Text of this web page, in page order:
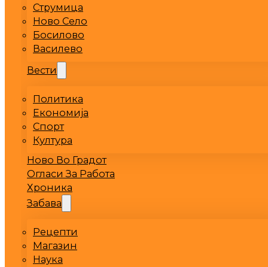
Струмица
Ново Село
Босилово
Василево
Вести
Политика
Економија
Спорт
Култура
Ново Во Градот
Огласи За Работа
Хроника
Забава
Рецепти
Магазин
Наука